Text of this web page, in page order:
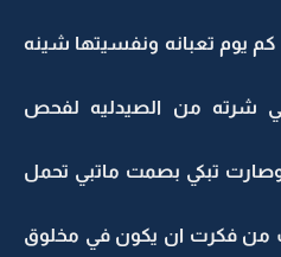
يوم تعبانه ونفسيتها شينه
شرته من الصيدليه لفحص
وصارت تبكي بصمت ماتبي تحمل
من فكرت ان يكون في مخلوق